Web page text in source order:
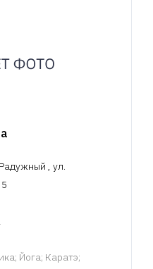
, ул.
Йога; Каратэ;